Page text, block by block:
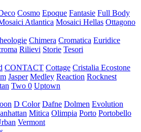
Cosmo Epoque Fantasie Full Body
Atlantica Mosaici Hellas Ottagono
Chimera Cromatica Euridice
Rilievi Storie Tesori
CONTACT Cottage Cristalia Ecostone
Jasper Medley Reaction Rocknest
Two 0 Uptown
D Color Dafne Dolmen Evolution
Mitica Olimpia Porto Portobello
Vermont